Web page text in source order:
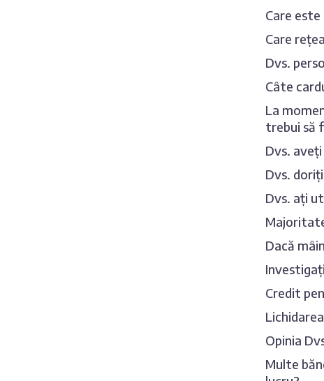
Care
Care
Dvs.
Câte
La
trebui să
Dvs.
Dvs.
Dvs. ați
Dacă
Credit
Opinia
Multe